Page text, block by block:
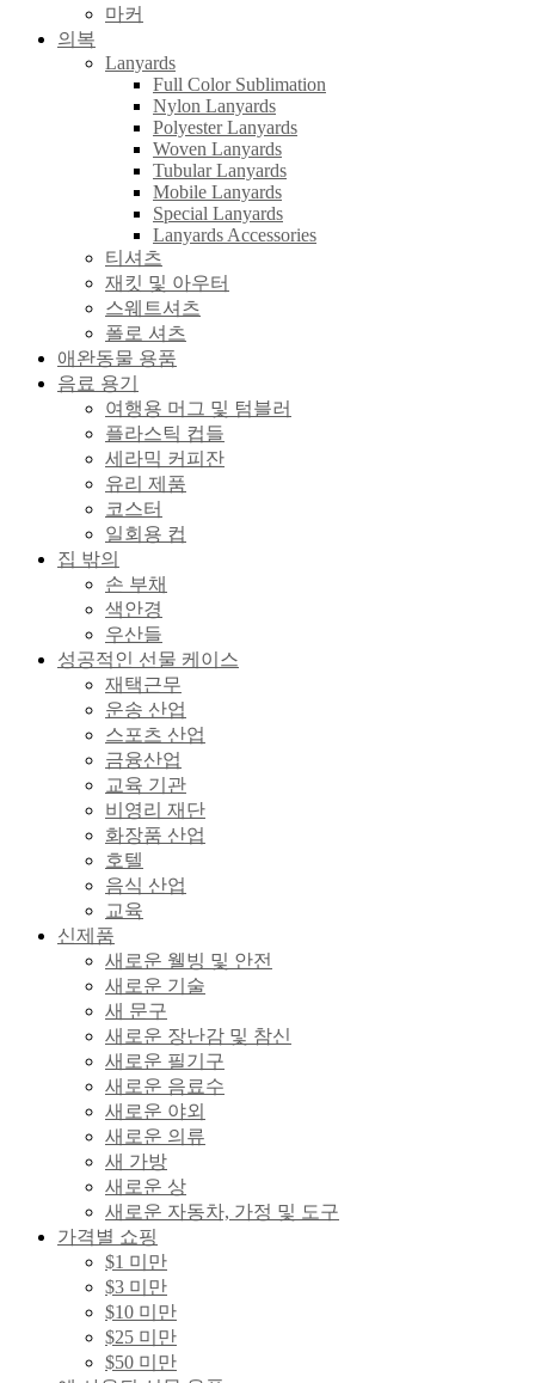
마커
의복
Lanyards
Full Color Sublimation
Nylon Lanyards
Polyester Lanyards
Woven Lanyards
Tubular Lanyards
Mobile Lanyards
Special Lanyards
Lanyards Accessories
티셔츠
재킷 및 아우터
스웨트셔츠
폴로 셔츠
애완동물 용품
음료 용기
여행용 머그 및 텀블러
플라스틱 컵들
세라믹 커피잔
유리 제품
코스터
일회용 컵
집 밖의
손 부채
색안경
우산들
성공적인 선물 케이스
재택근무
운송 산업
스포츠 산업
금융산업
교육 기관
비영리 재단
화장품 산업
호텔
음식 산업
교육
신제품
새로운 웰빙 및 안전
새로운 기술
새 문구
새로운 장난감 및 참신
새로운 필기구
새로운 음료수
새로운 야외
새로운 의류
새 가방
새로운 상
새로운 자동차, 가정 및 도구
가격별 쇼핑
$1 미만
$3 미만
$10 미만
$25 미만
$50 미만